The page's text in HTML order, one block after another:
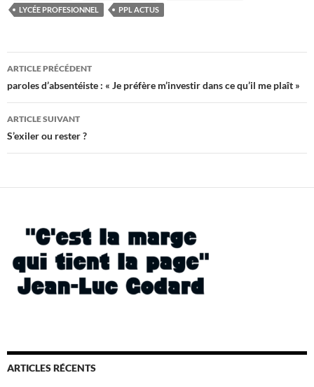
LYCÉE PROFESIONNEL
PPL ACTUS
Navigation
des
articles
ARTICLE PRÉCÉDENT
paroles d’absentéiste : « Je préfère m’investir dans ce qu’il me plaît »
ARTICLE SUIVANT
S’exiler ou rester ?
ARTICLES RÉCENTS